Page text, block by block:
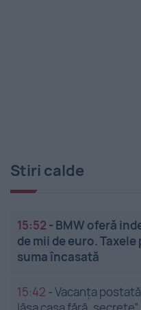
Stiri calde
15:52 - BMW oferă
de mii de euro.
suma încasată
15:42 -Vacanța